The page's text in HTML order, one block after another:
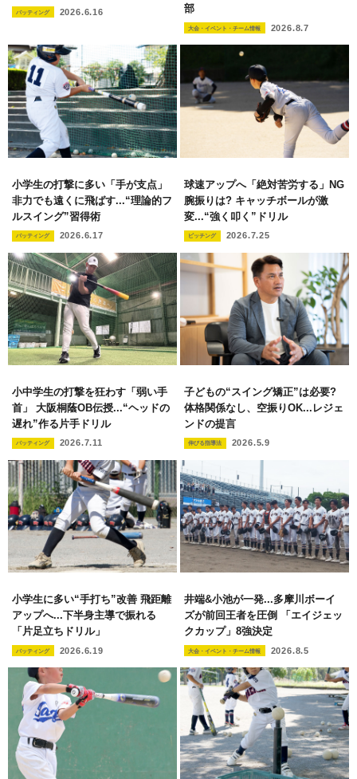
バッティング 2026.6.16
部
大会・イベント・チーム情報 2026.8.7
小学生の打撃に多い「手が支点」
非力でも遠くに飛ばす...“理論的フ
ルスイング”習得術
バッティング 2026.6.17
球速アップへ「絶対苦労する」NG
腕振りは? キャッチボールが激
変...“強く叩く”ドリル
ピッチング 2026.7.25
小中学生の打撃を狂わす「弱い手
首」 大阪桐蔭OB伝授...“ヘッドの
遅れ”作る片手ドリル
バッティング 2026.7.11
子どもの“スイング矯正”は必要?
体格関係なし、空振りOK...レジェ
ンドの提言
伸びる指導法 2026.5.9
小学生に多い“手打ち”改善 飛距離
アップへ...下半身主導で振れる
「片足立ちドリル」
バッティング 2026.6.19
井端&小池が一発...多摩川ボーイ
ズが前回王者を圧倒 「エイジェッ
クカップ」8強決定
大会・イベント・チーム情報 2026.8.5